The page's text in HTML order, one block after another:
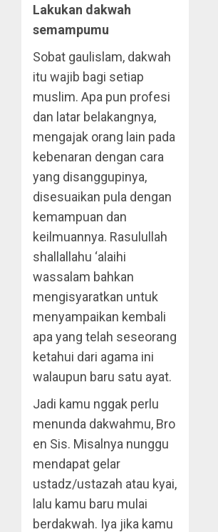
Lakukan dakwah
semampumu
Sobat gaulislam, dakwah
itu wajib bagi setiap
muslim. Apa pun profesi
dan latar belakangnya,
mengajak orang lain pada
kebenaran dengan cara
yang disanggupinya,
disesuaikan pula dengan
kemampuan dan
keilmuannya. Rasulullah
shallallahu ‘alaihi
wassalam bahkan
mengisyaratkan untuk
menyampaikan kembali
apa yang telah seseorang
ketahui dari agama ini
walaupun baru satu ayat.
Jadi kamu nggak perlu
menunda dakwahmu, Bro
en Sis. Misalnya nunggu
mendapat gelar
ustadz/ustazah atau kyai,
lalu kamu baru mulai
berdakwah. Iya jika kamu